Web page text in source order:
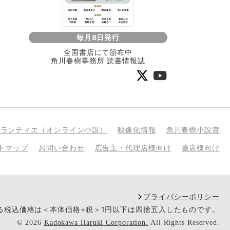
毎月8日発行
全国書店にて頒布中
角川春樹事務所 読書情報誌
ンティエ（オンライン小説） 映像化情報 角川春樹小説賞
マップ お問い合わせ 広告主・代理店様向け 書店様向け
プライバシーポリシー
込価格は＜本体価格+税＞1円以下は四捨五入したものです。
© 2026 Kadokawa Haruki Corporation. All Rights Reserved.